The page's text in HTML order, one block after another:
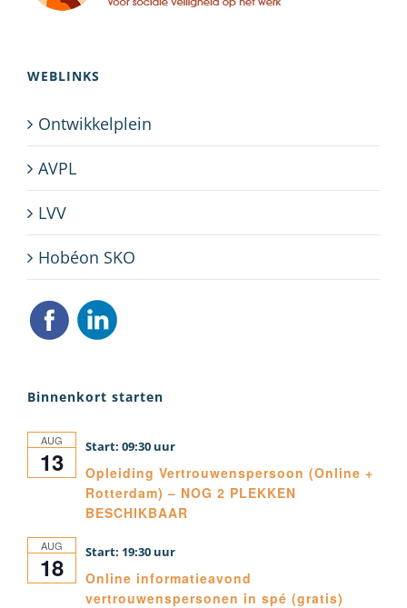
WEBLINKS
Ontwikkelplein
AVPL
LVV
Hobéon SKO
Binnenkort starten
AUG
13 09:30
Opleiding Vertrouwenspersoon (Online +
Rotterdam) – NOG 2 PLEKKEN
BESCHIKBAAR
AUG
18 19:30
Online informatieavond
vertrouwenspersonen in spé (gratis)